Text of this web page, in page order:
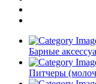
Барные
Питчеры